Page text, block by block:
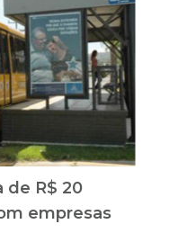
de R$ 20
empresas